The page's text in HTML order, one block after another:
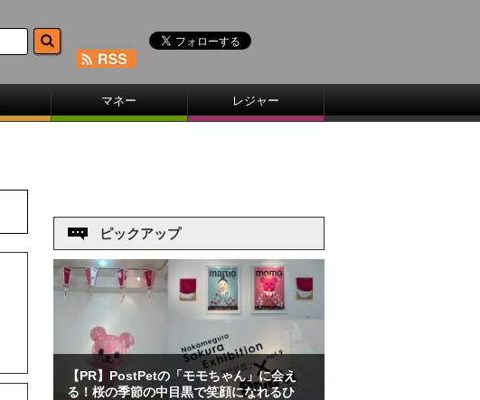
マネー レジャー
ピックアップ
【PR】PostPetの「モモちゃん」に会え
る！桜の季節の中目黒で笑顔になれるひ